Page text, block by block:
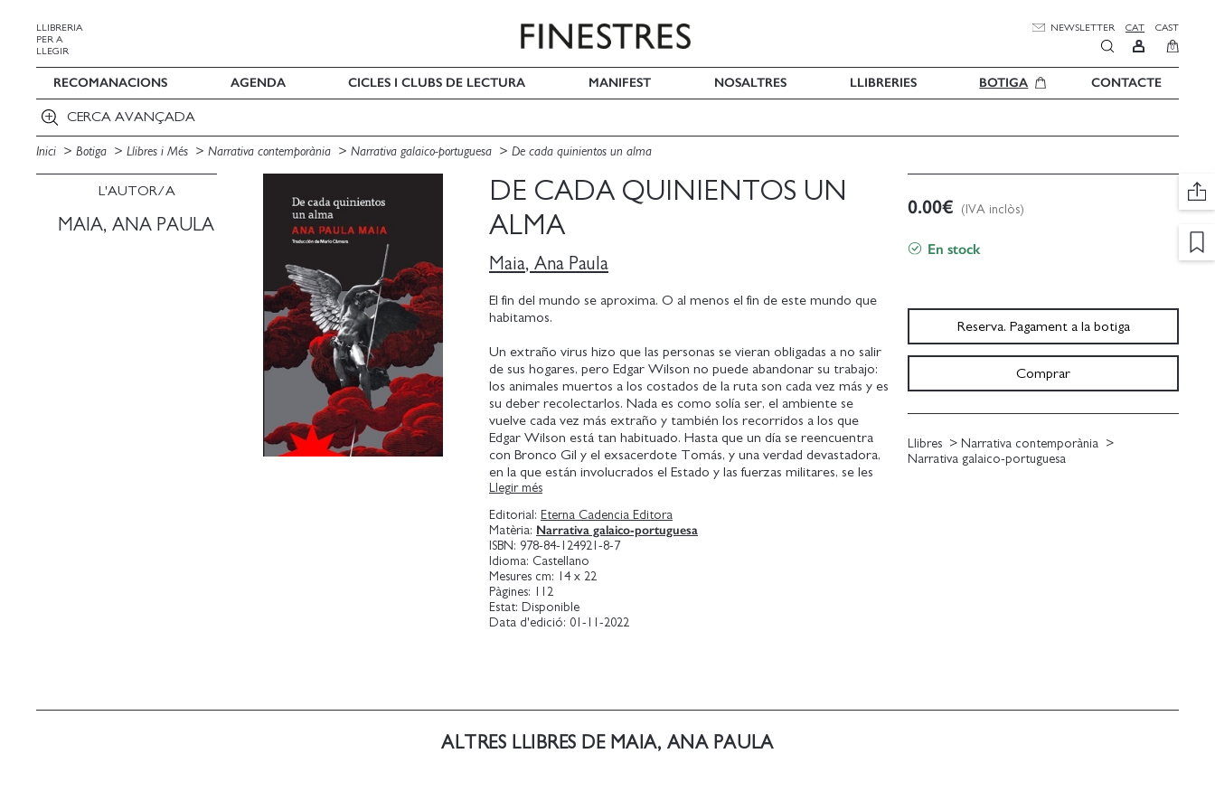
LLIBRERIA
PER A
LLEGIR
NEWSLETTER CAT CAST
0
RECOMANACIONS AGENDA CICLES I CLUBS DE LECTURA MANIFEST NOSALTRES LLIBRERIES BOTIGA CONTACTE
CERCA AVANÇADA
Inici Botiga Llibres i Més Narrativa contemporània Narrativa galaico-portuguesa De cada quinientos un alma
L'AUTOR/A
MAIA, ANA PAULA
DE CADA QUINIENTOS UN
ALMA
Maia, Ana Paula
El fin del mundo se aproxima. O al menos el fin de este mundo que
habitamos.
Un extraño virus hizo que las personas se vieran obligadas a no salir
de sus hogares, pero Edgar Wilson no puede abandonar su trabajo:
los animales muertos a los costados de la ruta son cada vez más y es
su deber recolectarlos. Nada es como solía ser, el ambiente se
vuelve cada vez más extraño y también los recorridos a los que
Edgar Wilson está tan habituado. Hasta que un día se reencuentra
con Bronco Gil y el exsacerdote Tomás, y una verdad devastadora,
en la que están involucrados el Estado y las fuerzas militares, se les
va a revelar.
¿Pero es acaso el fin del mundo consecuencia de una voluntad divina
o es el destino inevitable de la violencia ecológica, el fanatismo
religioso, el autoritarismo y la ambición desmedida?
Ana Paula Maia articula ambas opciones con maestría sin dar nunca
nada por hecho y construye un relato trepidante con una profusión
de imágenes y situaciones tan impactantes como inolvidables.
Llegir més
Editorial: Eterna Cadencia Editora
Matèria: Narrativa galaico-portuguesa
ISBN: 978-84-124921-8-7
Idioma: Castellano
Mesures cm: 14 x 22
Pàgines: 112
Estat: Disponible
Data d'edició: 01-11-2022
0.00€ (IVA inclòs)
En stock
Reserva. Pagament a la botiga
Comprar
Llibres
Narrativa contemporània
Narrativa galaico-portuguesa
ALTRES LLIBRES DE MAIA, ANA PAULA